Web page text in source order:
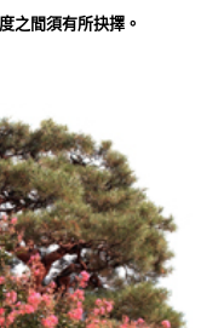
之間須有所抉擇。